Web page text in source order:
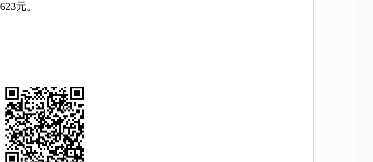
623元。